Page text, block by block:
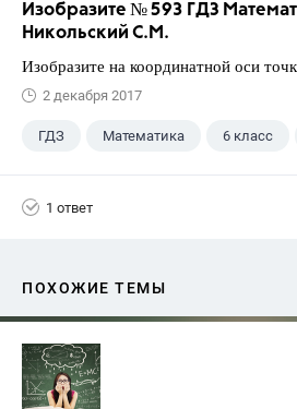
Изобразите № 593 ГДЗ
Никольский С.М.
Изобразите на координатной оси
2 декабря 2017
ГДЗ Математика 6 класс
1 ответ
ПОХОЖИЕ ТЕМЫ